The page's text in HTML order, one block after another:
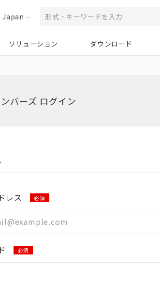
Japan
ソリューション ダウンロード
バーズ ログイン
レス 必須
必須